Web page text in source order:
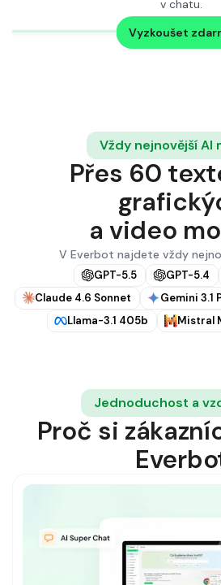
v chatu.
Zjistěte více
Vyzkoušet
Vždy nejnovější AI
Přes 60
a video
V Everbot najdete vždy
GPT-5.5 GPT-5.4
Claude 4.6 Sonnet
Gemini 3.1
Llama-3.1 405b
Mistral
Jednoduchost a
Proč si